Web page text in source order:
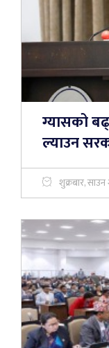
ग्यासको
ल्याउन
शुक्रबार,